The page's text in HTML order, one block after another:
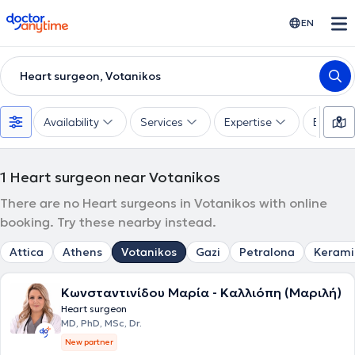
doctoranytime EN
Heart surgeon, Votanikos
Availability Services Expertise
1 Heart surgeon near Votanikos
There are no Heart surgeons in Votanikos with online
booking. Try these nearby instead.
Attica Athens Votanikos Gazi Petralona
Κωνσταντινίδου Μαρία - Καλλιόπη (Μαριλή)
Heart surgeon
MD, PhD, MSc, Dr.
New partner